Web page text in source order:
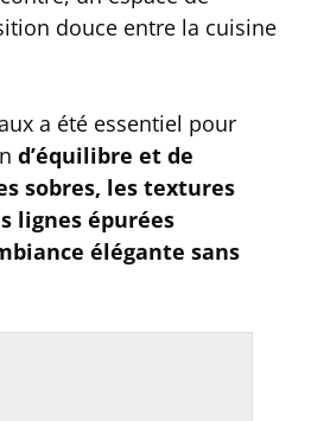
douce entre la cuisine
a été essentiel pour
d’équilibre et de
sobres, les textures
lignes épurées
élégante sans